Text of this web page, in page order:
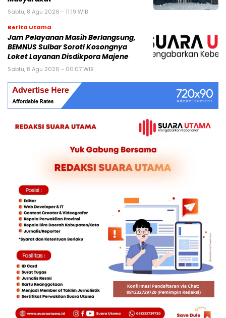
Sabtu, 8 Agu 2026 - 11:19 WIB
Berita Utama
Jam Pelayanan Masih Berlangsung,
BEMNUS Sulbar Soroti Kosongnya
Loket Layanan Disdikpora Majene
Sabtu, 8 Agu 2026 - 00:07 WIB